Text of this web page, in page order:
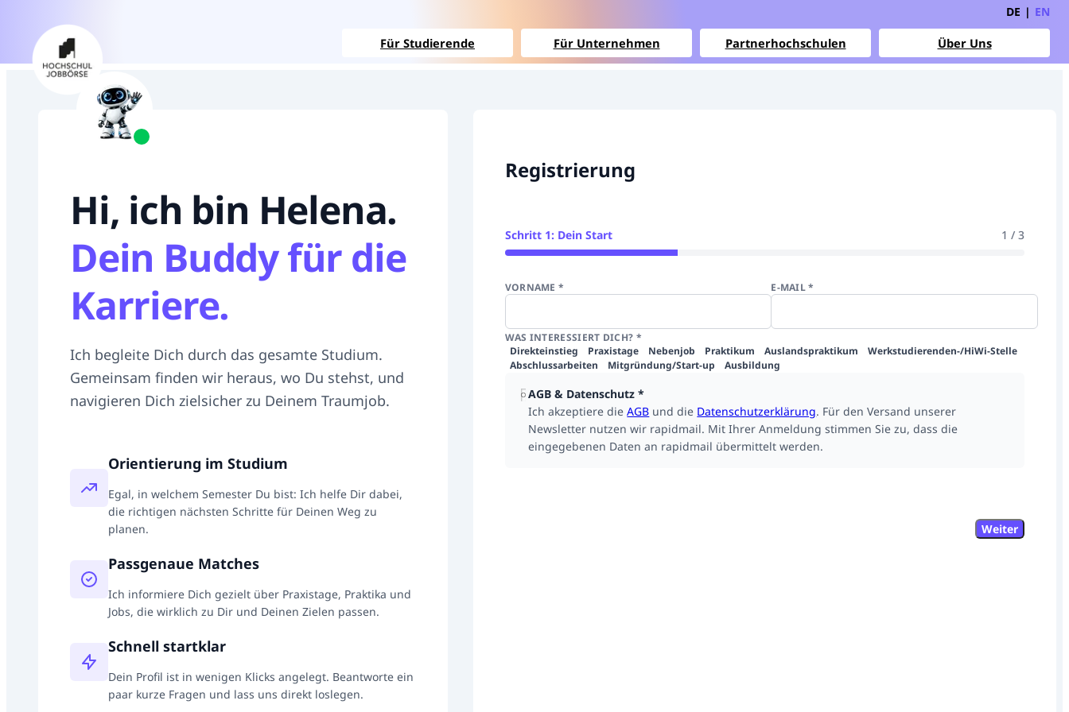
DE | EN
Für Studierende Für Unternehmen Partnerhochschulen Über Uns
Hi, ich bin Helena.
Dein Buddy für die
Karriere.
Ich begleite Dich durch das gesamte Studium.
Gemeinsam finden wir heraus, wo Du stehst, und
navigieren Dich zielsicher zu Deinem Traumjob.
Orientierung im Studium
Egal, in welchem Semester Du bist: Ich helfe Dir dabei,
die richtigen nächsten Schritte für Deinen Weg zu
planen.
Passgenaue Matches
Ich informiere Dich gezielt über Praxistage, Praktika und
Jobs, die wirklich zu Dir und Deinen Zielen passen.
Schnell startklar
Dein Profil ist in wenigen Klicks angelegt. Beantworte ein
paar kurze Fragen und lass uns direkt loslegen.
Registrierung
Schritt 1: Dein Start 1 / 3
VORNAME * E-MAIL*
WAS INTERESSIERT DICH? *
Direkteinstieg
Praxistage Nebenjob Praktikum Auslandspraktikum
Werkstudierenden-/HiWi-Stelle
Abschlussarbeiten
Mitgründung/Start-up Ausbildung
AGB & Datenschutz *
Ich akzeptiere die AGB und die Datenschutzerklärung. Für den Versand unserer
Newsletter nutzen wir rapidmail. Mit Ihrer Anmeldung stimmen Sie zu, dass die
eingegebenen Daten an rapidmail übermittelt werden.
Weiter